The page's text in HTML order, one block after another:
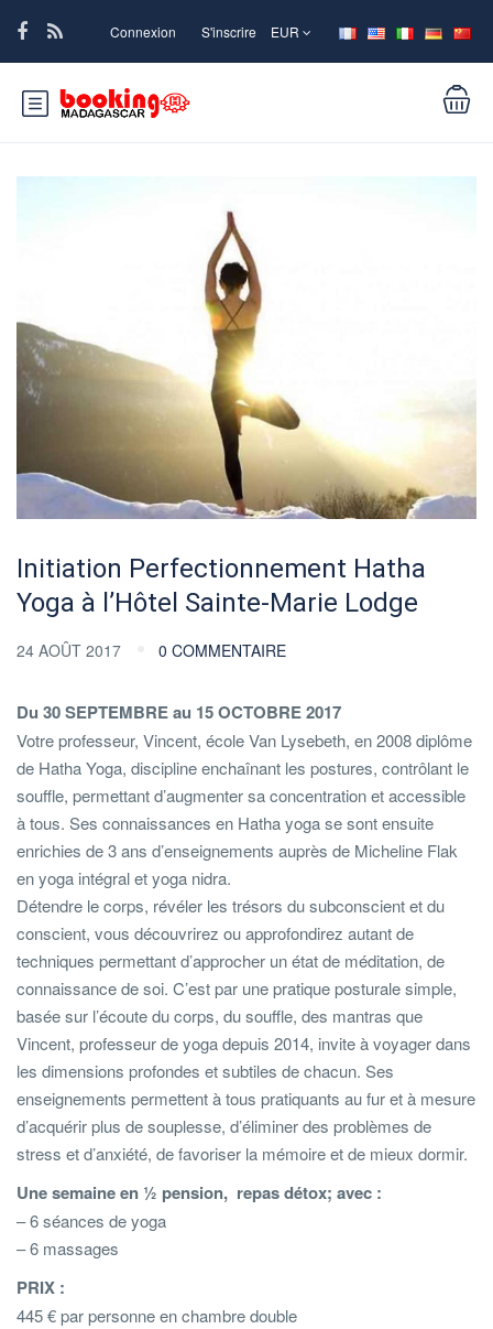
Connexion S'inscrire EUR
Initiation Perfectionnement Hatha
Yoga à l’Hôtel Sainte-Marie Lodge
24 AOÛT 2017 0 COMMENTAIRE
Du 30 SEPTEMBRE au 15 OCTOBRE 2017
Votre professeur, Vincent, école Van Lysebeth, en 2008 diplôme
de Hatha Yoga, discipline enchaînant les postures, contrôlant le
souffle, permettant d’augmenter sa concentration et accessible
à tous. Ses connaissances en Hatha yoga se sont ensuite
enrichies de 3 ans d’enseignements auprès de Micheline Flak
en yoga intégral et yoga nidra.
Détendre le corps, révéler les trésors du subconscient et du
conscient, vous découvrirez ou approfondirez autant de
techniques permettant d’approcher un état de méditation, de
connaissance de soi. C’est par une pratique posturale simple,
basée sur l’écoute du corps, du souffle, des mantras que
Vincent, professeur de yoga depuis 2014, invite à voyager dans
les dimensions profondes et subtiles de chacun. Ses
enseignements permettent à tous pratiquants au fur et à mesure
d’acquérir plus de souplesse, d’éliminer des problèmes de
stress et d’anxiété, de favoriser la mémoire et de mieux dormir.
Une semaine en ½ pension, repas détox; avec :
– 6 séances de yoga
– 6 massages
PRIX :
445 € par personne en chambre double